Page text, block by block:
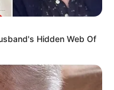
Hidden Web Of